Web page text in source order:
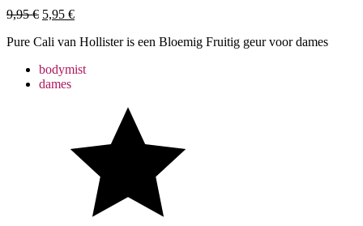
9,95€ Oorspronkelijke
was:
5,95 €Huidige
is:
Pure Cali van Hollister is een Bloemig Fruitig geur voor dames
bodymist
dames